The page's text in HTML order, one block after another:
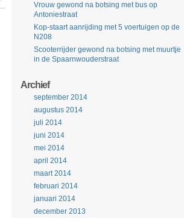
Vrouw gewond na botsing met bus op
Antoniestraat
Kop-staart aanrijding met 5 voertuigen op de
N208
Scooterrijder gewond na botsing met muurtje
in de Spaarnwouderstraat
Archief
september 2014
augustus 2014
juli 2014
juni 2014
mei 2014
april 2014
maart 2014
februari 2014
januari 2014
december 2013